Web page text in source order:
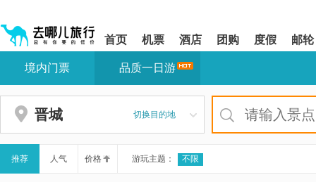
shift+enter
网
导
盲
您
站
区,
本
首页 机票 酒店 团购 度假 邮轮
您
站
区
境内门票 品质一日游
晋城 切换目的地
推荐 人气 价格 游玩主题： 不限